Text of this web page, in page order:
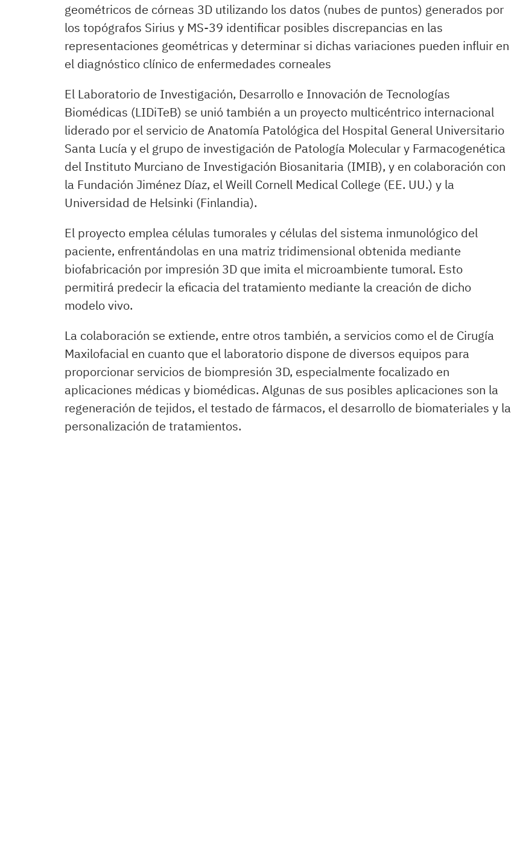
geométricos de córneas 3D utilizando los datos (nubes de puntos) generados por
los topógrafos Sirius y MS-39 identificar posibles discrepancias en las
representaciones geométricas y determinar si dichas variaciones pueden influir en
el diagnóstico clínico de enfermedades corneales
El Laboratorio de Investigación, Desarrollo e Innovación de Tecnologías
Biomédicas (LIDiTeB) se unió también a un proyecto multicéntrico internacional
liderado por el servicio de Anatomía Patológica del Hospital General Universitario
Santa Lucía y el grupo de investigación de Patología Molecular y Farmacogenética
del Instituto Murciano de Investigación Biosanitaria (IMIB), y en colaboración con
la Fundación Jiménez Díaz, el Weill Cornell Medical College (EE. UU.) y la
Universidad de Helsinki (Finlandia).
El proyecto emplea células tumorales y células del sistema inmunológico del
paciente, enfrentándolas en una matriz tridimensional obtenida mediante
biofabricación por impresión 3D que imita el microambiente tumoral. Esto
permitirá predecir la eficacia del tratamiento mediante la creación de dicho
modelo vivo.
La colaboración se extiende, entre otros también, a servicios como el de Cirugía
Maxilofacial en cuanto que el laboratorio dispone de diversos equipos para
proporcionar servicios de biompresión 3D, especialmente focalizado en
aplicaciones médicas y biomédicas. Algunas de sus posibles aplicaciones son la
regeneración de tejidos, el testado de fármacos, el desarrollo de biomateriales y la
personalización de tratamientos.